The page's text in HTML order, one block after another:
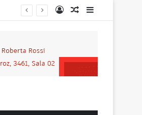
EntrarArtigo aleatório